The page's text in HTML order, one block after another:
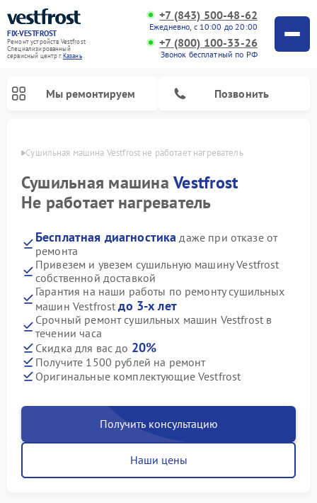
FIX-VESTFROST
Ремонт устройств Vestfrost
Специализированный
cервисный центр г.Казань
+7 (843) 500-48-62
Ежедневно, с 10:00 до 20:00
+7 (800) 100-33-26
Звонок бесплатный по РФ
Мы ремонтируем Позвонить
Сушильная машина Vestfrost не работает нагреватель
Сушильная машинаVestfrost
Не работает нагреватель
Бесплатная диагностика даже при отказе от
ремонта
Привезем и увезем сушильную машину Vestfrost
собственной доставкой
Гарантия на наши работы по ремонту сушильных
машин Vestfrostдо 3-х лет
Срочный ремонт сушильных машин Vestfrost в
течении часа
Скидка для вас до 20%
Получите 1500 рублей на ремонт
Оригинальные комплектующие Vestfrost
Получить консультацию
Наши цены